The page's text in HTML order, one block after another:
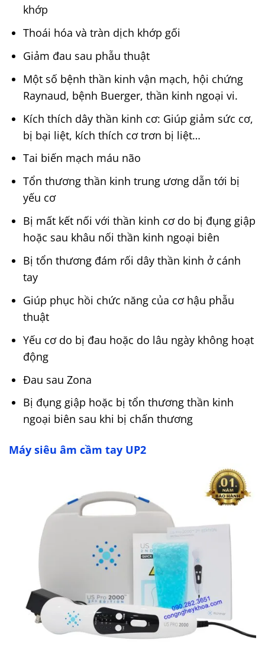
khớp
Thoái hóa và tràn dịch khớp gối
Giảm đau sau phẫu thuật
Một số bệnh thần kinh vận mạch, hội chứng
Raynaud, bệnh Buerger, thần kinh ngoại vi.
Kích thích dây thần kinh cơ: Giúp giảm sức cơ,
bị bại liệt, kích thích cơ trơn bị liệt…
Tai biến mạch máu não
Tổn thương thần kinh trung ương dẫn tới bị
yếu cơ
Bị mất kết nối với thần kinh cơ do bị đụng giập
hoặc sau khâu nối thần kinh ngoại biên
Bị tổn thương đám rối dây thần kinh ở cánh
tay
Giúp phục hồi chức năng của cơ hậu phẫu
thuật
Yếu cơ do bị đau hoặc do lâu ngày không hoạt
động
Đau sau Zona
Bị đụng giập hoặc bị tổn thương thần kinh
ngoại biên sau khi bị chấn thương
Máy siêu âm cầm tay UP2